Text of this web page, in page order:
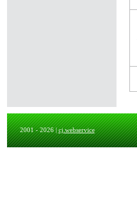
2001 - 2026 |cj.webservice